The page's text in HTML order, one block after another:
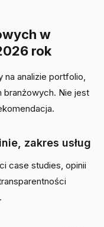
w
rok
na analizie portfolio,
branżowych. Nie jest
zakres usług
case studies, opinii